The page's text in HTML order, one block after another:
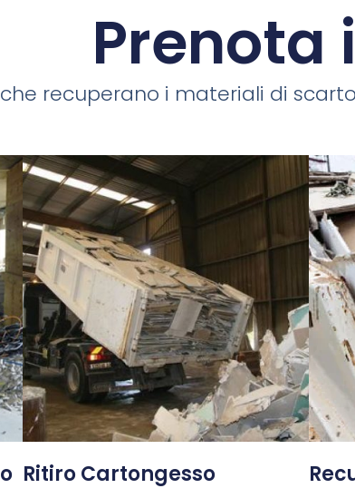
Prenota
recuperano i materiali di
Ritiro Cartongesso